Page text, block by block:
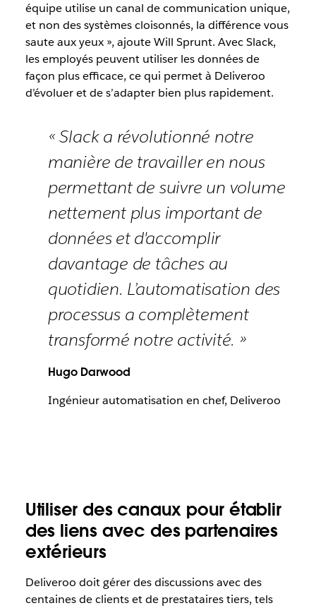
équipe utilise un canal de communication unique,
et non des systèmes cloisonnés, la différence vous
saute aux yeux », ajoute Will Sprunt. Avec Slack,
les employés peuvent utiliser les données de
façon plus efficace, ce qui permet à Deliveroo
d’évoluer et de s’adapter bien plus rapidement.
« Slack a révolutionné notre
manière de travailler en nous
permettant de suivre un volume
nettement plus important de
données et d'accomplir
davantage de tâches au
quotidien. L’automatisation des
processus a complètement
transformé notre activité. »
Hugo Darwood
Ingénieur automatisation en chef, Deliveroo
Utiliser des canaux pour établir
des liens avec des partenaires
extérieurs
Deliveroo doit gérer des discussions avec des
centaines de clients et de prestataires tiers, tels